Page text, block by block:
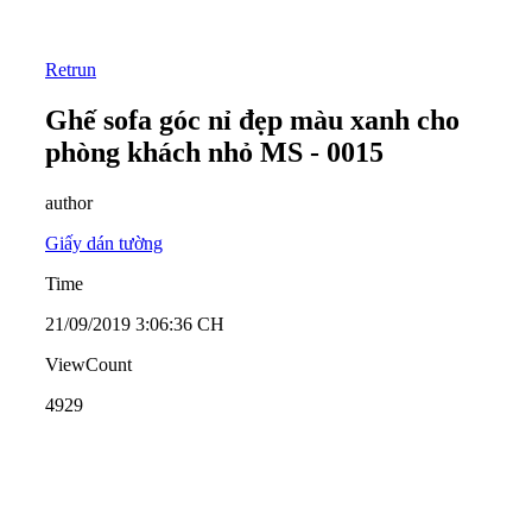
Retrun
Ghế sofa góc nỉ đẹp màu xanh cho
phòng khách nhỏ MS - 0015
author
Giấy dán tường
Time
21/09/2019 3:06:36 CH
ViewCount
4929